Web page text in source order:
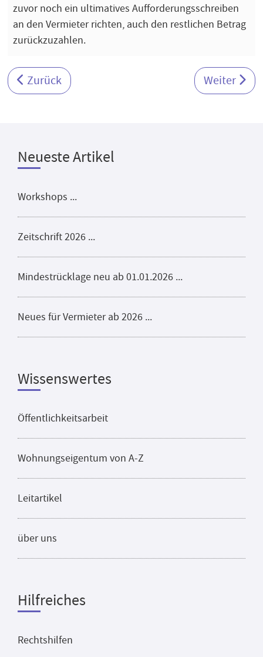
zuvor noch ein ultimatives Aufforderungsschreiben
an den Vermieter richten, auch den restlichen Betrag
zurückzuzahlen.
Vorheriger Beitrag: Mietzinsminderung -
Zurück Nächster
Weiter
Neueste Artikel
Workshops ...
Zeitschrift 2026 ...
Mindestrücklage neu ab 01.01.2026 ...
Neues für Vermieter ab 2026 ...
Wissenswertes
Öffentlichkeitsarbeit
Wohnungseigentum von A-Z
Leitartikel
über uns
Hilfreiches
Rechtshilfen